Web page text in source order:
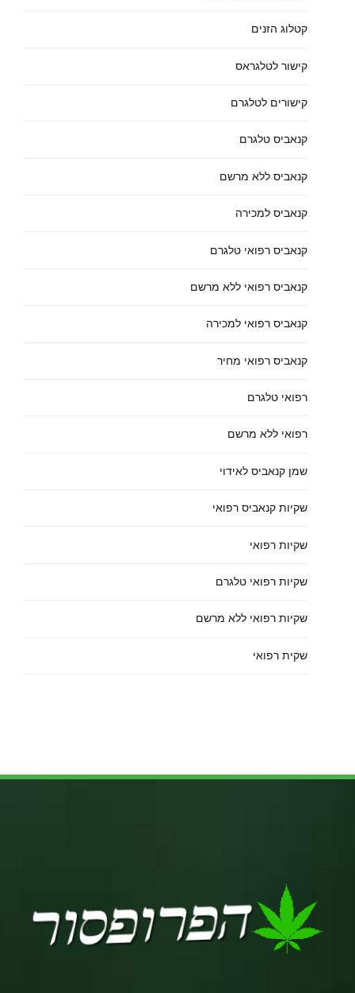
קטלוג הזנים
קישור לטלגראס
קישורים לטלגרם
קנאביס טלגרם
קנאביס ללא מרשם
קנאביס למכירה
קנאביס רפואי טלגרם
קנאביס רפואי ללא מרשם
קנאביס רפואי למכירה
קנאביס רפואי מחיר
רפואי טלגרם
רפואי ללא מרשם
שמן קנאביס לאידוי
שקיות קנאביס רפואי
שקיות רפואי
שקיות רפואי טלגרם
שקיות רפואי ללא מרשם
שקית רפואי